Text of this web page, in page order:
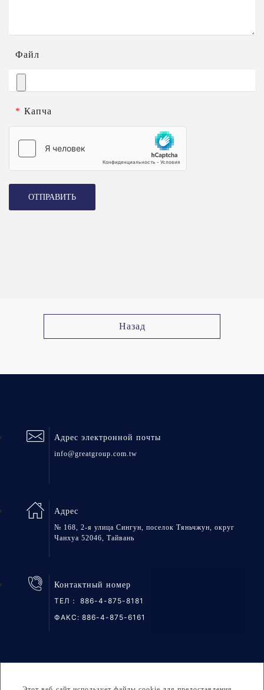
Файл
* Капча
ОТПРАВИТЬ
Назад
Адрес электронной почты
info@greatgroup.com.tw
Адрес
№ 168, 2-я улица Сингун, поселок Тяньчжун, округ
Чанхуа 52046, Тайвань
Контактный номер
ТЕЛ： 886-4-875-8181
ФАКС: 886-4-875-6161
Atteipo